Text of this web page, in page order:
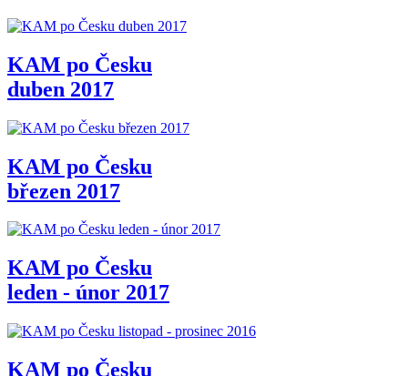
KAM po Česku
duben 2017
KAM po Česku
březen 2017
KAM po Česku
leden - únor 2017
KAM po Česku